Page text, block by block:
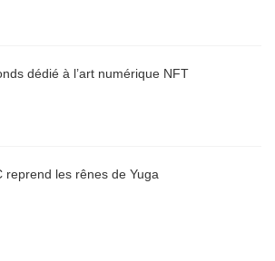
dédié à l’art numérique NFT
reprend les rênes de Yuga